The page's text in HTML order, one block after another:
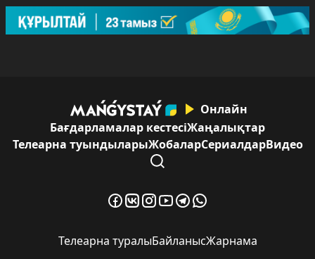
Онлайн
Бағдарламалар кестесіЖаңалықтар
Телеарна туындыларыЖобаларСериалдарВидео
Телеарна туралыБайланысЖарнама